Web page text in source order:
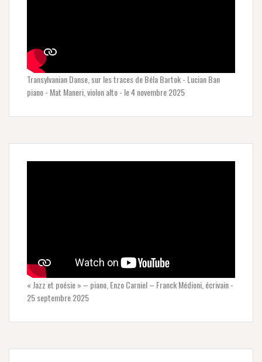
Transylvanian Danse, sur les traces de Béla Bartok - Lucian Ban
piano - Mat Maneri, violon alto - le 4 novembre 2025
« Jazz et poésie » – piano, Enzo Carniel – Franck Médioni, écrivain -
25 septembre 2025